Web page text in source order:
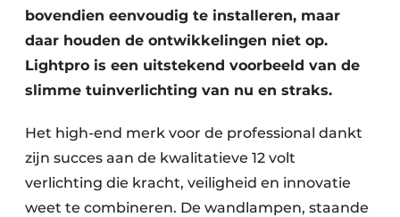
bovendien eenvoudig te installeren, maar
daar houden de ontwikkelingen niet op.
Lightpro is een uitstekend voorbeeld van de
slimme tuinverlichting van nu en straks.
Het high-end merk voor de professional dankt
zijn succes aan de kwalitatieve 12 volt
verlichting die kracht, veiligheid en innovatie
weet te combineren. De wandlampen, staande